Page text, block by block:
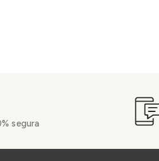
segura